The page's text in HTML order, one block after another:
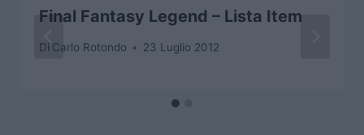
Final Fantasy Legend – Lista Item
Di Carlo Rotondo 23 Luglio 2012